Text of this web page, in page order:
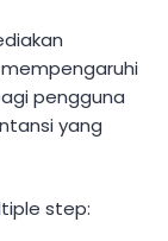
pengguna
yang
step: